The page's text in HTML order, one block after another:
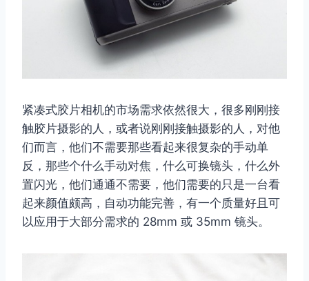
紧凑式胶片相机的市场需求依然很大，很多刚刚接
触胶片摄影的人，或者说刚刚接触摄影的人，对他
们而言，他们不需要那些看起来很复杂的手动单
反，那些个什么手动对焦，什么可换镜头，什么外
置闪光，他们通通不需要，他们需要的只是一台看
起来颜值颇高，自动功能完善，有一个质量好且可
以应用于大部分需求的 28mm 或 35mm 镜头。